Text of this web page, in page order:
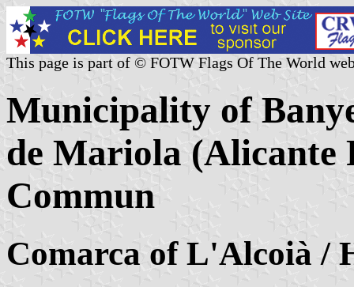
This page is part of © FOTW Flags Of The World
Municipality of
de Mariola (Alicante
Commun
Comarca of L'Alcoià /